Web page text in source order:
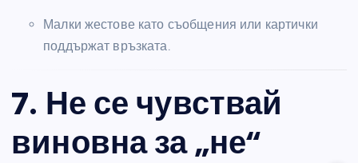
Малки жестове като съобщения или картички
поддържат връзката.
7. Не се чувствай
виновна за „не“